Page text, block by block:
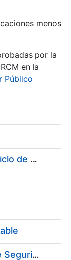
menos
por la
en la
Público
Contratación de Servicio de Consultoría para Implantación por Fases de un Sistema de Gestión del Ciclo de Vida de las Aplicaciones en el Área de Desarrollo de CERES (Fase 1)
Suministro de dos Desviadores de Cuerdas para la nueva Máquina de Papel de la Fábrica de Papel de Seguridad de Burgos